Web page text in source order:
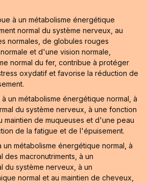
à un métabolisme énergétique
normal du système nerveux, au
normales, de globules rouges
et d'une vision normale,
normal du fer, contribue à protéger
oxydatif et favorise la réduction de
un métabolisme énergétique normal, à
du système nerveux, à une fonction
maintien de muqueuses et d'une peau
de la fatigue et de l'épuisement.
un métabolisme énergétique normal, à
des macronutriments, à un
du système nerveux, à un
normal et au maintien de cheveux,